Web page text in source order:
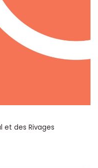
et des Rivages